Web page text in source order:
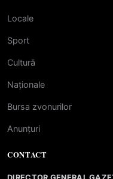
Locale
Sport
Cultură
Naționale
Bursa zvonurilor
Anunțuri
CONTACT